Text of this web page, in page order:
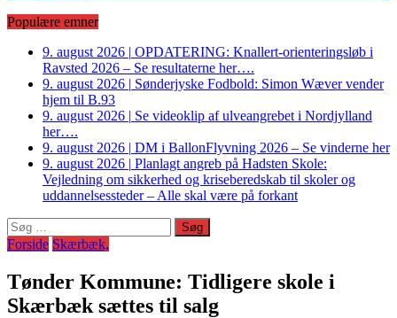
Populære emner
9. august 2026 | OPDATERING: Knallert-orienteringsløb i
Ravsted 2026 – Se resultaterne her….
9. august 2026 | Sønderjyske Fodbold: Simon Wæver vender
hjem til B.93
9. august 2026 | Se videoklip af ulveangrebet i Nordjylland
her….
9. august 2026 | DM i BallonFlyvning 2026 – Se vinderne her
9. august 2026 | Planlagt angreb på Hadsten Skole:
Vejledning om sikkerhed og kriseberedskab til skoler og
uddannelsessteder – Alle skal være på forkant
Søg
efter:
Forside Skærbæk,
Tønder Kommune: Tidligere skole i
Skærbæk sættes til salg